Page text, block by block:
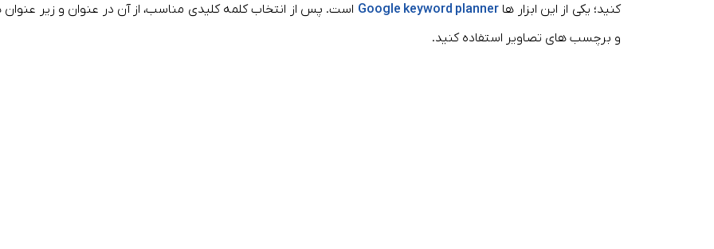
کنید؛ یکی از این ابزار ها Google keyword planner است. پس از انتخاب کلمه کلیدی مناسب، از آن در عنوان و زیر عنوان
و برچسب های تصاویر استفاده کنید.